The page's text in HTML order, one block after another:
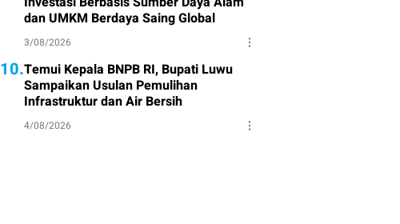
dan UMKM Berdaya Saing Global
3/08/2026
10.Temui Kepala BNPB RI, Bupati Luwu
Sampaikan Usulan Pemulihan
Infrastruktur dan Air Bersih
4/08/2026